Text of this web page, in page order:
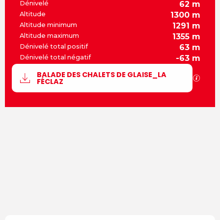
Dénivelé 62 m
Altitude 1300 m
Altitude minimum 1291 m
Altitude maximum 1355 m
Dénivelé total positif 63 m
Dénivelé total négatif -63 m
Documentation
BALADE DES CHALETS DE GLAISE_LA
FÉCLAZ